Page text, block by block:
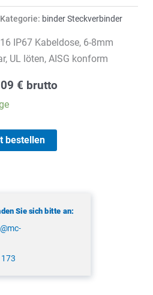
Kategorie: binder Steckverbinder
IP67 Kabeldose, 6-8mm
UL löten, AISG konform
€ brutto
bestellen
Sie sich bitte an: